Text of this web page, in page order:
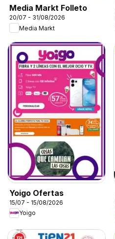
Media Markt Folleto
20/07 - 31/08/2026
Media Markt
Yoigo Ofertas
15/07 - 15/08/2026
Yoigo